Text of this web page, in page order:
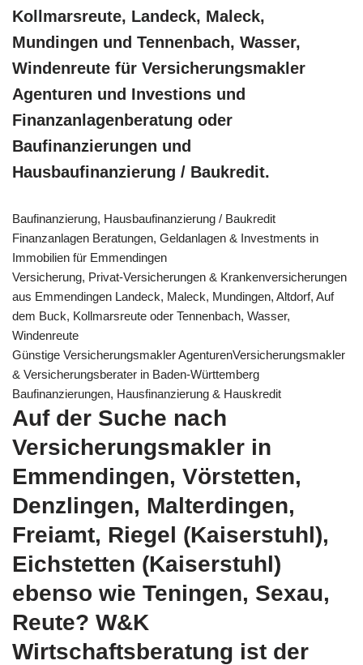
Kollmarsreute, Landeck, Maleck,
Mundingen und Tennenbach, Wasser,
Windenreute für Versicherungsmakler
Agenturen und Investions und
Finanzanlagenberatung oder
Baufinanzierungen und
Hausbaufinanzierung / Baukredit.
Baufinanzierung, Hausbaufinanzierung / Baukredit
Finanzanlagen Beratungen, Geldanlagen & Investments in
Immobilien für Emmendingen
Versicherung, Privat-Versicherungen & Krankenversicherungen
aus Emmendingen Landeck, Maleck, Mundingen, Altdorf, Auf
dem Buck, Kollmarsreute oder Tennenbach, Wasser,
Windenreute
Günstige Versicherungsmakler AgenturenVersicherungsmakler
& Versicherungsberater in Baden-Württemberg
Baufinanzierungen, Hausfinanzierung & Hauskredit
Auf der Suche nach
Versicherungsmakler in
Emmendingen, Vörstetten,
Denzlingen, Malterdingen,
Freiamt, Riegel (Kaiserstuhl),
Eichstetten (Kaiserstuhl)
ebenso wie Teningen, Sexau,
Reute? W&K
Wirtschaftsberatung ist der